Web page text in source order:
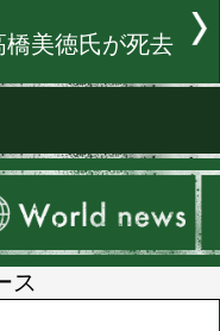
メキシコ遠征に
てつやトークシ
ディナートーク